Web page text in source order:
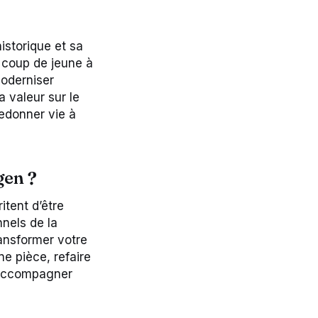
et sa
de jeune à
valeur sur le
vie à
?
d’être
de la
votre
pièce, refaire